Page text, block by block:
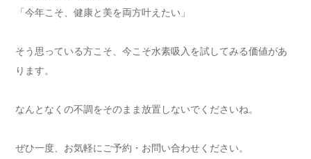
「今年こそ、健康と美を両方叶えたい」
そう思っている方こそ、今こそ水素吸入を試してみる価値があ
ります。
なんとなくの不調をそのまま放置しないでくださいね。
ぜひ一度、お気軽にご予約・お問い合わせください。